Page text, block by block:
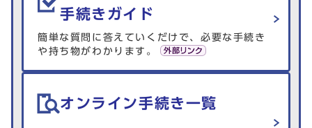
手続きガイド
簡単な質問に答えていくだけで、必要な手続き
や持ち物がわかります。
オンライン手続き一覧